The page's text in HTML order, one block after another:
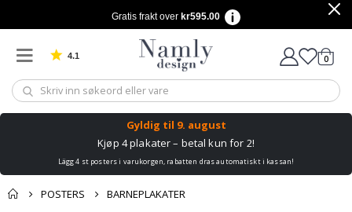
Gratis frakt over kr595.00
4.1 Basert på 1026 stemmer 0varer
Gyldig til 9. august
Kjøp 4 plakater – betal kun for 2!
Lägg 4 st posters i varukorgen, rabatten dras automatiskt i kassan!
POSTERS BARNEPLAKATER